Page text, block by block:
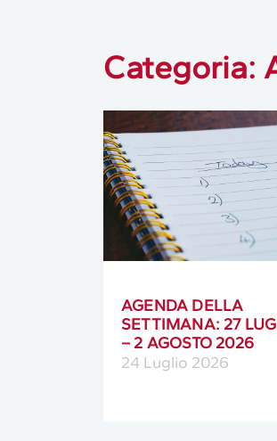
Categoria:
AGENDA DELLA
SETTIMANA: 27
– 2 AGOSTO 2026
24 Luglio 2026